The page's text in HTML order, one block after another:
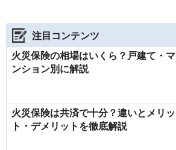
注目コンテンツ
火災保険の相場はいくら？戸建て・マ
ンション別に解説
火災保険は共済で十分？違いとメリッ
ト・デメリットを徹底解説